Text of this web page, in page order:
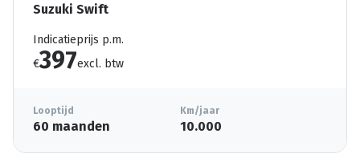
Suzuki Swift
Indicatieprijs p.m.
€397excl. btw
Looptijd
60 maanden
Km/jaar
10.000